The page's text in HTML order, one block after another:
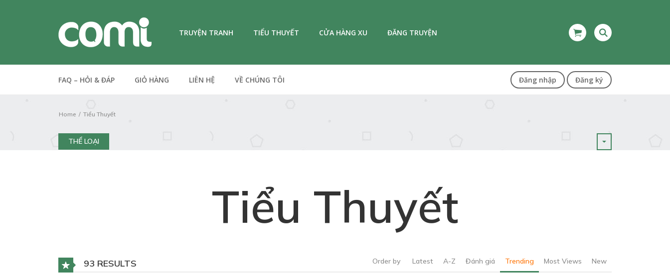
TRUYỆN TRANH TIỂU THUYẾT CỬA HÀNG XU ĐĂNG TRUYỆN
FAQ – HỎI & ĐÁP GIỎ HÀNG LIÊN HỆ VỀ CHÚNG TÔI Đăng nhập Đăng ký
Home Tiểu Thuyết
THỂ LOẠI
Tiểu Thuyết
93 RESULTS Order by Latest A-Z Đánh giá Trending Most Views New